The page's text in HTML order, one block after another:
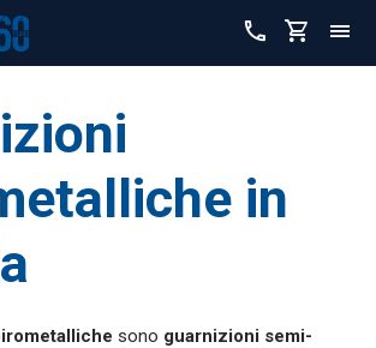
in
sono guarnizioni semi-